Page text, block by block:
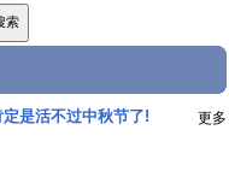
是活不过中秋节了! 更多